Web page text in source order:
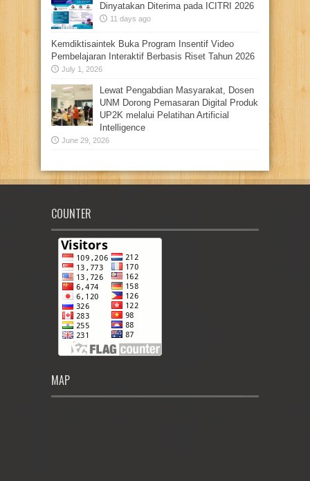
Dinyatakan Diterima pada ICITRI 2026
11 days ago
Kemdiktisaintek Buka Program Insentif Video
Pembelajaran Interaktif Berbasis Riset Tahun 2026
July 1, 2026
Lewat Pengabdian Masyarakat, Dosen
UNM Dorong Pemasaran Digital Produk
UP2K melalui Pelatihan Artificial
Intelligence
June 29, 2026
COUNTER
MAP